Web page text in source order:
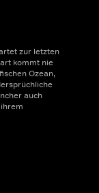
zur letzten
kommt nie
Ozean,
auch